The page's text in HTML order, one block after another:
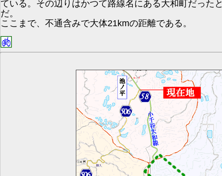
ている。その辺りはかつて路線名にある大和町だった
だ。
ここまで、不通含みで大体21kmの距離である。